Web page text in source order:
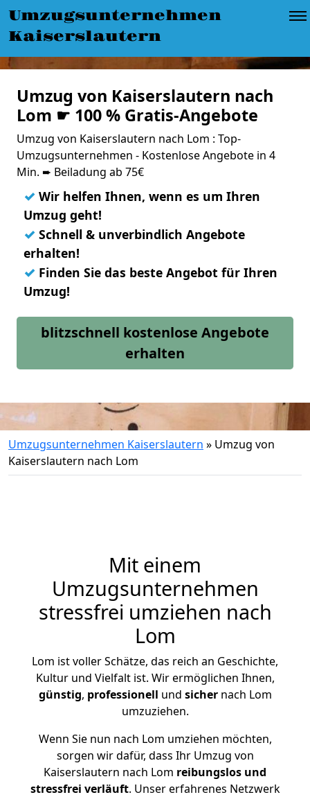
Umzugsunternehmen
Kaiserslautern
Umzug von Kaiserslautern nach
Lom ☛ 100 % Gratis-Angebote
Umzug von Kaiserslautern nach Lom : Top-
Umzugsunternehmen - Kostenlose Angebote in 4
Min. ➨ Beiladung ab 75€
✓ Wir helfen Ihnen, wenn es um Ihren
Umzug geht!
✓ Schnell & unverbindlich Angebote
erhalten!
✓ Finden Sie das beste Angebot für Ihren
Umzug!
blitzschnell kostenlose Angebote
erhalten
Umzugsunternehmen Kaiserslautern » Umzug von
Kaiserslautern nach Lom
Mit einem
Umzugsunternehmen
stressfrei umziehen nach
Lom
Lom ist voller Schätze, das reich an Geschichte,
Kultur und Vielfalt ist. Wir ermöglichen Ihnen,
günstig, professionell und sichernach Lom
umzuziehen.
Wenn Sie nun nach Lom umziehen möchten,
sorgen wir dafür, dass Ihr Umzug von
Kaiserslautern nach Lom reibungslos und
stressfrei verläuft. Unser erfahrenes Netzwerk